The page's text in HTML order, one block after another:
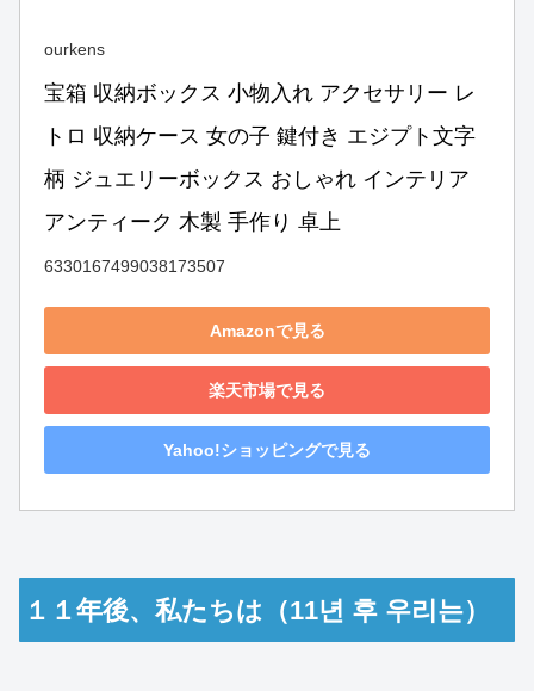
ourkens
宝箱 収納ボックス 小物入れ アクセサリー レ
トロ 収納ケース 女の子 鍵付き エジプト文字
柄 ジュエリーボックス おしゃれ インテリア
アンティーク 木製 手作り 卓上
6330167499038173507
Amazonで見る
楽天市場で見る
Yahoo!ショッピングで見る
１１年後、私たちは（11년 후 우리는）